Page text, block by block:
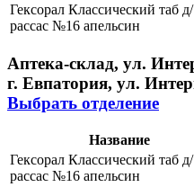
Гексорал Классический таб д/
рассас №16 апельсин
Аптека-склад, ул.
г. Евпатория, ул.
Выбрать отделение
Название
Гексорал Классический таб д/
рассас №16 апельсин